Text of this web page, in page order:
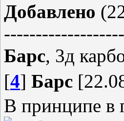
Добавлено
Барс, 3д
[4] Барс
В принципе в